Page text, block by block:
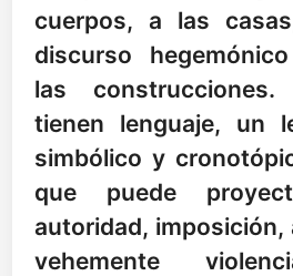
cuerpos, a las
discurso
las
tienen lenguaje, un
simbólico y
que puede
autoridad, imposición,
vehemente